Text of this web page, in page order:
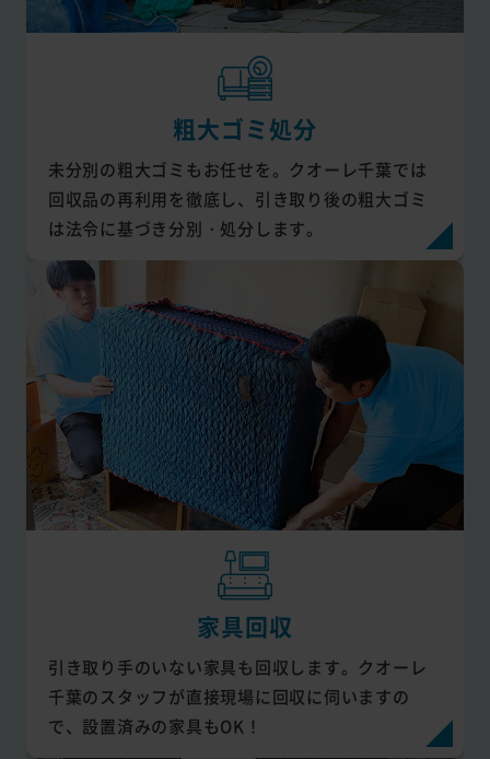
粗大ゴミ処分
未分別の粗大ゴミもお任せを。クオーレ千葉では
回収品の再利用を徹底し、引き取り後の粗大ゴミ
は法令に基づき分別・処分します。
家具回収
引き取り手のいない家具も回収します。クオーレ
千葉のスタッフが直接現場に回収に伺いますの
で、設置済みの家具もOK！